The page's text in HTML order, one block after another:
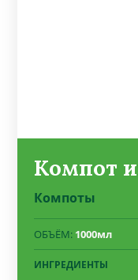
Компот
Компоты
ОБЪЁМ: 1000мл
ИНГРЕДИЕНТЫ